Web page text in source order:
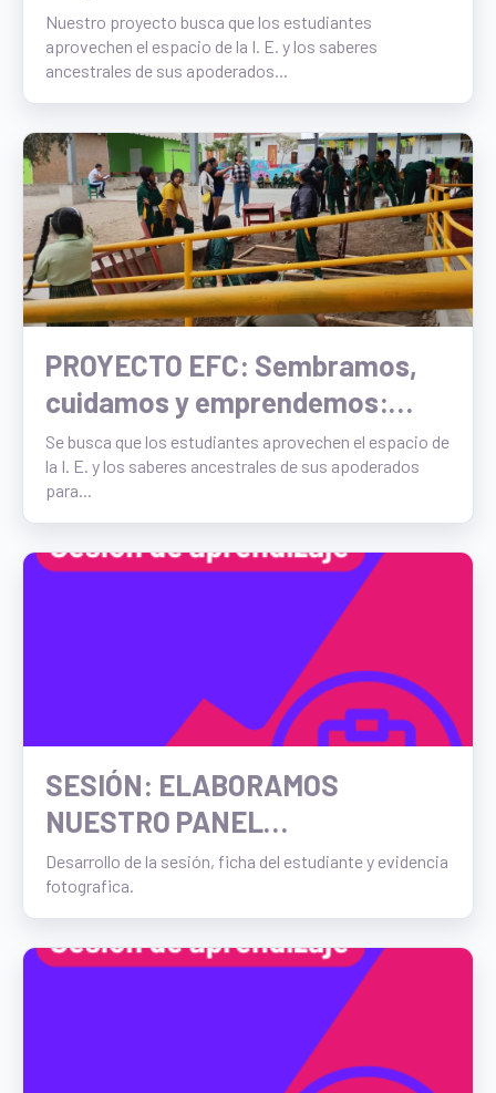
escolar 7230
Nuestro proyecto busca que los estudiantes
aprovechen el espacio de la I. E. y los saberes
ancestrales de sus apoderados...
PROYECTO EFC: Sembramos,
cuidamos y emprendemos:
Biohuerto escolar 7230
Se busca que los estudiantes aprovechen el espacio de
la I. E. y los saberes ancestrales de sus apoderados
para...
SESIÓN: ELABORAMOS
NUESTRO PANEL
INFORMATIVO: IMPACTO
ECONÓMICO Y SOCIAL DE LAS
LAS FAMILIAS
Desarrollo de la sesión, ficha del estudiante y evidencia
fotografica.